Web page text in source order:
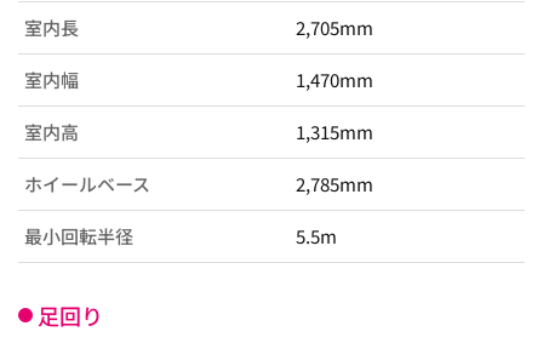
室内長 2,705mm
室内幅 1,470mm
室内高 1,315mm
ホイールベース 2,785mm
最小回転半径 5.5m
足回り